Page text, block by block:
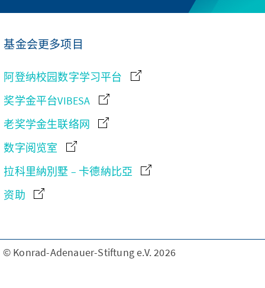
基金会更多项目
阿登纳校园数字学习平台
奖学金平台VIBESA
老奖学金生联络网
数字阅览室
拉科里納別墅 – 卡德納比亞
资助
© Konrad-Adenauer-Stiftung e.V. 2026